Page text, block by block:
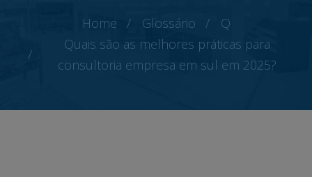
Home Glossário
Q
Quais são as melhores práticas para
consultoria empresa em sul em 2025?